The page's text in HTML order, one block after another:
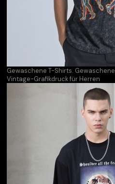
Gewaschene T-Shirts.
Vintage-Grafikdruck für Herren